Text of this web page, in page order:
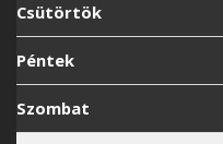
Csütörtök
Péntek
Szombat